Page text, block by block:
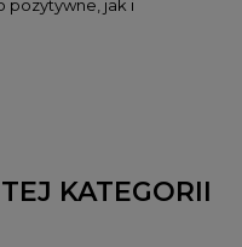
pozytywne, jak i
KATEGORII